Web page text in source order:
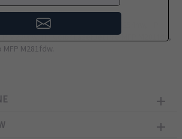
do modeli:
HP Color LaserJet Pro M254nw, HP
M280nw, HP Color LaserJet Pro MFP M281fdn,
M281fdw.